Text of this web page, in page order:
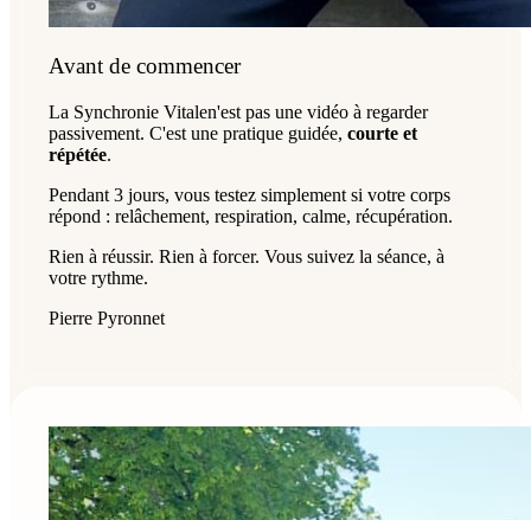
Avant de commencer
La Synchronie Vitalen'est pas une vidéo à regarder
passivement. C'est une pratique guidée, courte et
répétée.
Pendant 3 jours, vous testez simplement si votre corps
répond : relâchement, respiration, calme, récupération.
Rien à réussir. Rien à forcer. Vous suivez la séance, à
votre rythme.
Pierre Pyronnet